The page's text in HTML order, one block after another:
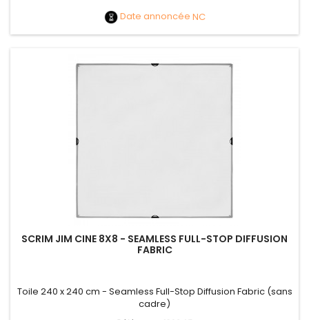
Date annoncée NC
SCRIM JIM CINE 8X8 - SEAMLESS FULL-STOP DIFFUSION
FABRIC
Toile 240 x 240 cm - Seamless Full-Stop Diffusion Fabric (sans
cadre)